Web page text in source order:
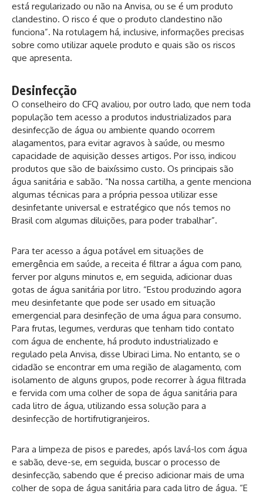
está regularizado ou não na Anvisa, ou se é um produto
clandestino. O risco é que o produto clandestino não
funciona”. Na rotulagem há, inclusive, informações precisas
sobre como utilizar aquele produto e quais são os riscos
que apresenta.
Desinfecção
O conselheiro do CFQ avaliou, por outro lado, que nem toda
população tem acesso a produtos industrializados para
desinfecção de água ou ambiente quando ocorrem
alagamentos, para evitar agravos à saúde, ou mesmo
capacidade de aquisição desses artigos. Por isso, indicou
produtos que são de baixíssimo custo. Os principais são
água sanitária e sabão. “Na nossa cartilha, a gente menciona
algumas técnicas para a própria pessoa utilizar esse
desinfetante universal e estratégico que nós temos no
Brasil com algumas diluições, para poder trabalhar”.
Para ter acesso a água potável em situações de
emergência em saúde, a receita é filtrar a água com pano,
ferver por alguns minutos e, em seguida, adicionar duas
gotas de água sanitária por litro. “Estou produzindo agora
meu desinfetante que pode ser usado em situação
emergencial para desinfeção de uma água para consumo.
Para frutas, legumes, verduras que tenham tido contato
com água de enchente, há produto industrializado e
regulado pela Anvisa, disse Ubiraci Lima. No entanto, se o
cidadão se encontrar em uma região de alagamento, com
isolamento de alguns grupos, pode recorrer à água filtrada
e fervida com uma colher de sopa de água sanitária para
cada litro de água, utilizando essa solução para a
desinfecção de hortifrutigranjeiros.
Para a limpeza de pisos e paredes, após lavá-los com água
e sabão, deve-se, em seguida, buscar o processo de
desinfecção, sabendo que é preciso adicionar mais de uma
colher de sopa de água sanitária para cada litro de água. “E